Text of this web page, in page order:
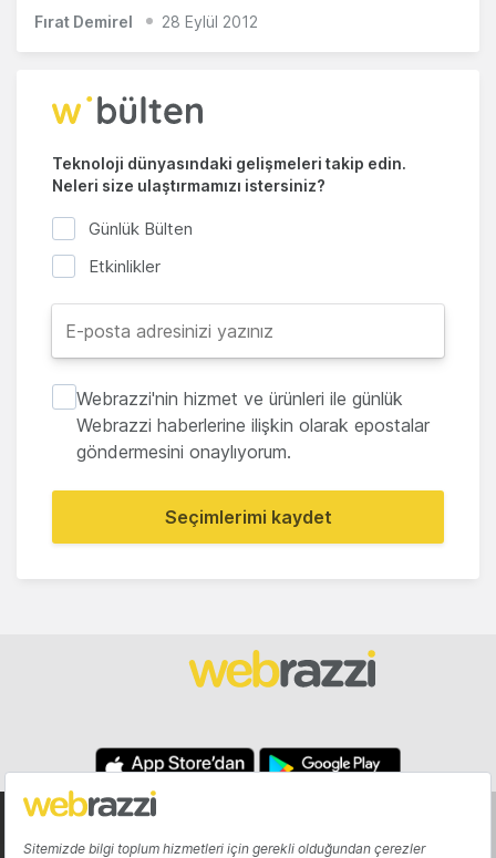
Fırat Demirel 28 Eylül 2012
Teknoloji dünyasındaki gelişmeleri takip edin.
Neleri size ulaştırmamızı istersiniz?
Günlük Bülten
Etkinlikler
Webrazzi'nin hizmet ve ürünleri ile günlük
Webrazzi haberlerine ilişkin olarak epostalar
göndermesini onaylıyorum.
Seçimlerimi kaydet